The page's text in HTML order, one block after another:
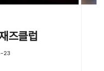
즈클럽
23